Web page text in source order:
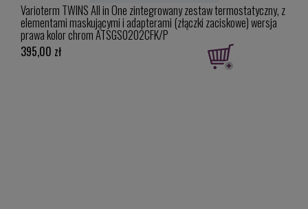
Varioterm TWINS All in One zintegrowany zestaw termostatyczny, z
elementami maskującymi i adapterami (złączki zaciskowe) wersja
prawa kolor chrom ATSGS0202CFK/P
395,00 zł